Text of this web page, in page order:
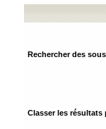
Rechercher des
Classer les résultats